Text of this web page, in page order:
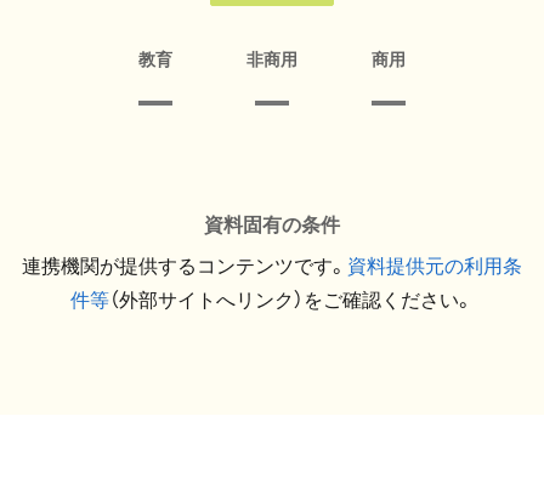
教育 非商用 商用
資料固有の条件
連携機関が提供するコンテンツです。 資料提供元の利用条
件等（外部サイトへリンク）をご確認ください。